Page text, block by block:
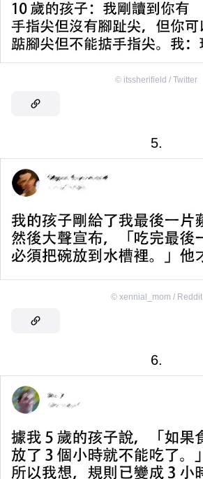
© itssherifield / Twitter
5.
© xennial_mom / Reddit
6.